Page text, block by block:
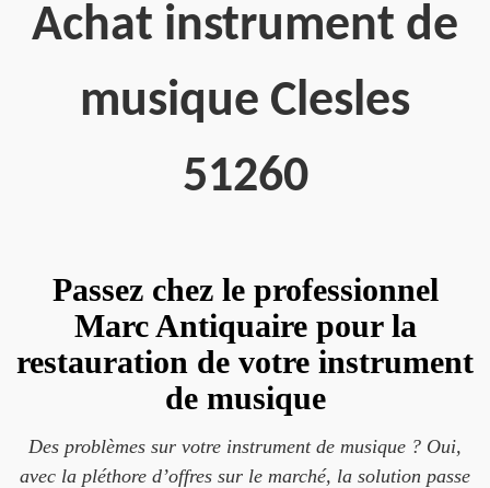
Achat instrument de
musique Clesles
51260
Passez chez le professionnel
Marc Antiquaire pour la
restauration de votre instrument
de musique
Des problèmes sur votre instrument de musique ? Oui,
avec la pléthore d’offres sur le marché, la solution passe